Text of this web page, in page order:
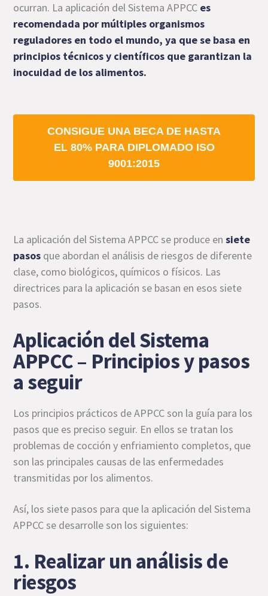
ocurran. La aplicación del Sistema APPCC es
recomendada por múltiples organismos
reguladores en todo el mundo, ya que se basa en
principios técnicos y científicos que garantizan la
inocuidad de los alimentos.
CONSIGUE UNA BECA DE HASTA
EL 80% PARA DIPLOMADO ISO
9001:2015
La aplicación del Sistema APPCC se produce ensiete
pasos que abordan el análisis de riesgos de diferente
clase, como biológicos, químicos o físicos. Las
directrices para la aplicación se basan en esos siete
pasos.
Aplicación del Sistema
APPCC – Principios y pasos
a seguir
Los principios prácticos de APPCC son la guía para los
pasos que es preciso seguir. En ellos se tratan los
problemas de cocción y enfriamiento completos, que
son las principales causas de las enfermedades
transmitidas por los alimentos.
Así, los siete pasos para que la aplicación del Sistema
APPCC se desarrolle son los siguientes:
1. Realizar un análisis de
riesgos